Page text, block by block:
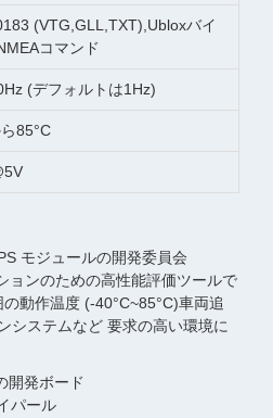
(VTG,GLL,TXT),Ubloxバイ
コマンド
(デフォルトは1Hz)
85°C
モジュールの開発委員会
ョンのための高性能評価ツールで
動作温度 (-40°C~85°C)車両追
システムなど 要求の高い環境に
開発ボード
パール